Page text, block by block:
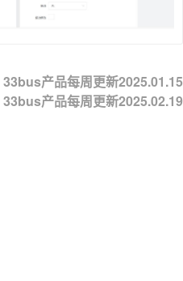
33bus产品每周更新2025.01.15
33bus产品每周更新2025.02.19